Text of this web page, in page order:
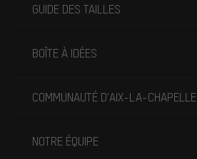
GUIDE DES TAILLES
BOÎTE À IDÉES
COMMUNAUTÉ D'AIX-LA-CHAPELLE
NOTRE ÉQUIPE